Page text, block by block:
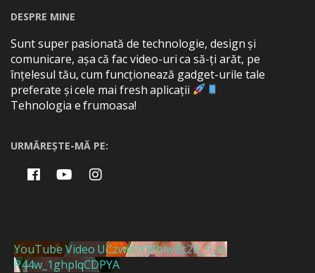
DESPRE MINE
Sunt super pasionată de technologie, design și
comunicare, așa că fac video-uri ca să-ți arăt, pe
înțelesul tău, cum funcționează gadget-urile tale
preferate și cele mai fresh aplicații
Tehnologia e frumoasa!
URMĂREȘTE-MĂ PE:
YouTube Video UCzwe0YWblwBt2B_9_d-
P44w_1ghplqCDPYA